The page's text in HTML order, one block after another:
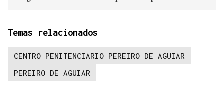
Temas relacionados
CENTRO PENITENCIARIO PEREIRO DE AGUIAR
PEREIRO DE AGUIAR